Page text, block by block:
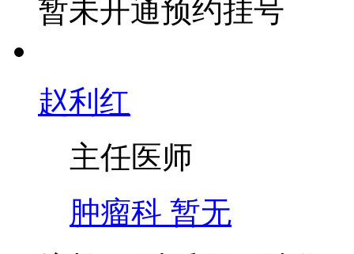
暂未开通预约挂号
赵利红
主任医师
肿瘤科暂无